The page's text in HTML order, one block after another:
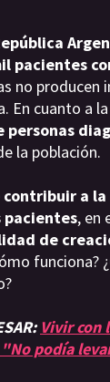
pacientes
no producen
En cuanto a la
personas
la población.
contribuir a la
pacientes, en
de
funciona?
Vivir con
podía